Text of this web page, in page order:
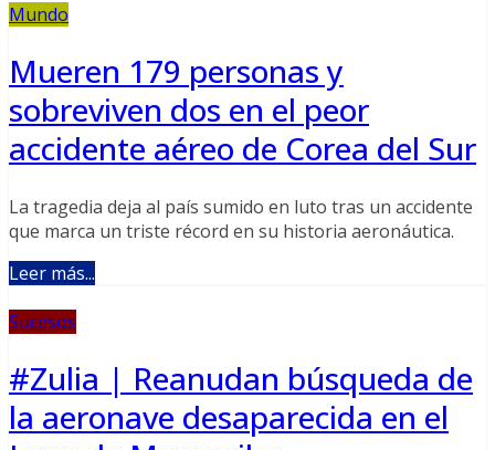
Mundo
Mueren 179 personas y
sobreviven dos en el peor
accidente aéreo de Corea del Sur
La tragedia deja al país sumido en luto tras un accidente
que marca un triste récord en su historia aeronáutica.
Leer más...
Sucesos
#Zulia | Reanudan búsqueda de
la aeronave desaparecida en el